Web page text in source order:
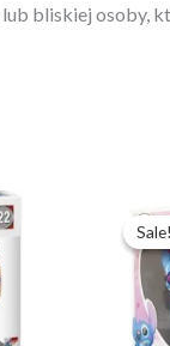
bliskiej osoby,
Sale!
Sale!